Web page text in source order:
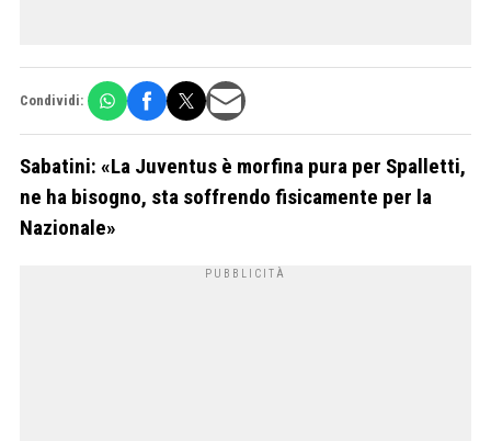
Condividi:
Sabatini: «La Juventus è morfina pura per Spalletti,
ne ha bisogno, sta soffrendo fisicamente per la
Nazionale»